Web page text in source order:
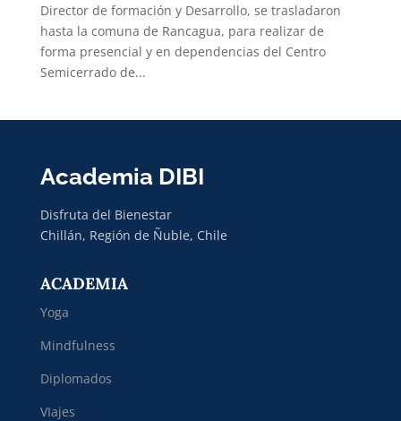
Director de formación y Desarrollo, se trasladaron
hasta la comuna de Rancagua, para realizar de
forma presencial y en dependencias del Centro
Semicerrado de...
Academia DIBI
Disfruta del Bienestar
Chillán, Región de Ñuble, Chile
ACADEMIA
Yoga
Mindfulness
Diplomados
VIajes